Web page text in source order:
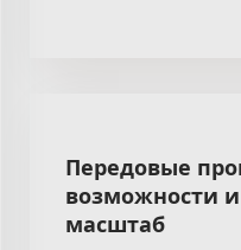
Передовые
возможности
масштаб